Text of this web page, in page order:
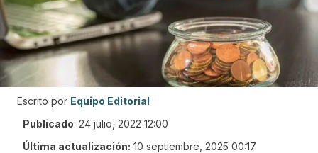
Escrito por Equipo Editorial
Publicado: 24 julio, 2022 12:00
Última actualización: 10 septiembre, 2025 00:17